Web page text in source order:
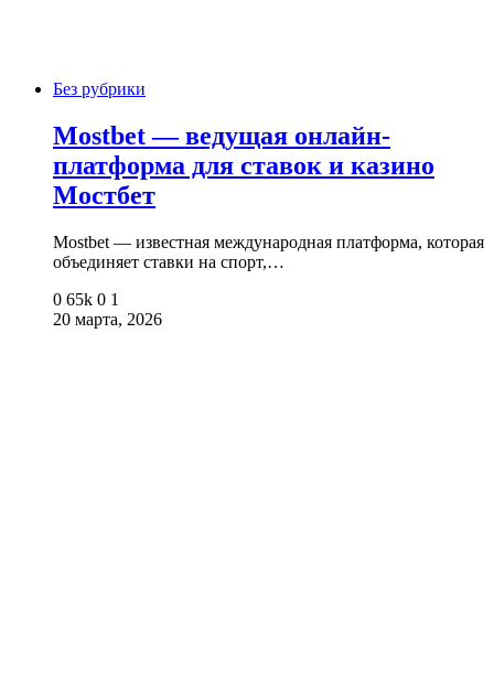
Без рубрики
Mostbet — ведущая онлайн-
платформа для ставок и казино
Мостбет
Mostbet — известная международная платформа, которая
объединяет ставки на спорт,…
0 65k 0 1
20 марта, 2026